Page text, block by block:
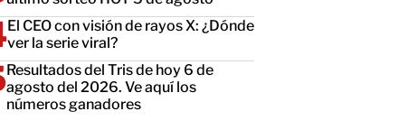
El CEO con visión de rayos X: ¿Dónde
ver la serie viral?
Resultados del Tris de hoy 6 de
agosto del 2026. Ve aquí los
números ganadores